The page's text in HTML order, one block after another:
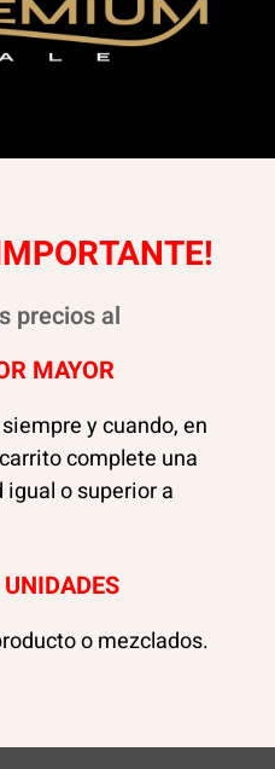
Descripción
Descargar Carta
precios al
MAYOR
y cuando, en
complete una
o superior a
o mezclados.